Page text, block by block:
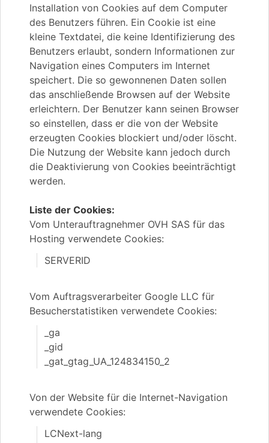
Installation von Cookies auf dem Computer
des Benutzers führen. Ein Cookie ist eine
kleine Textdatei, die keine Identifizierung des
Benutzers erlaubt, sondern Informationen zur
Navigation eines Computers im Internet
speichert. Die so gewonnenen Daten sollen
das anschließende Browsen auf der Website
erleichtern. Der Benutzer kann seinen Browser
so einstellen, dass er die von der Website
erzeugten Cookies blockiert und/oder löscht.
Die Nutzung der Website kann jedoch durch
die Deaktivierung von Cookies beeinträchtigt
werden.
Liste der Cookies:
Vom Unterauftragnehmer OVH SAS für das
Hosting verwendete Cookies:
SERVERID
Vom Auftragsverarbeiter Google LLC für
Besucherstatistiken verwendete Cookies:
_ga
_gid
_gat_gtag_UA_124834150_2
Von der Website für die Internet-Navigation
verwendete Cookies:
LCNext-lang